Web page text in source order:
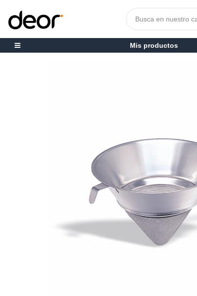
Mis productos